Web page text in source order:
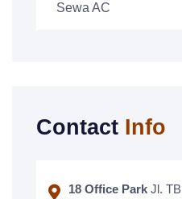
Sewa AC
Contact Info
18 Office Park Jl.